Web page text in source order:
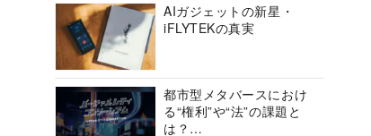
AIガジェットの新星・
iFLYTEKの真実
都市型メタバースにおけ
る“権利”や“法”の課題と
は？